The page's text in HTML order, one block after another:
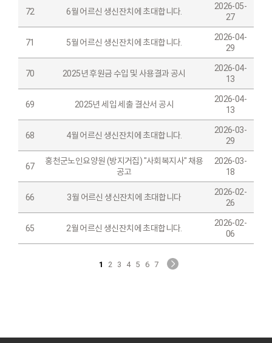
72 6월 어르신 생신잔치에 초대합니다.
2026-05-
27
71 5월 어르신 생신잔치에 초대합니다.
2026-04-
29
70 2025년 후원금 수입 및 사용결과 공시
2026-04-
13
69 2025년 세입 세출 결산서 공시
2026-04-
13
68 4월 어르신 생신잔치에 초대합니다.
2026-03-
29
67
홍천군노인요양원 (방지거집) "사회복지사" 채용
공고
2026-03-
18
66 3월 어르신 생신잔치에 초대합니다
2026-02-
26
65 2월 어르신 생신잔치에 초대합니다.
2026-02-
06
1 2 3 4 5 6 7